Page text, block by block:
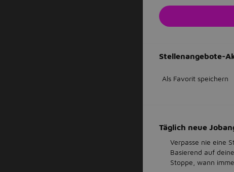
Stellenangebote-
Als Favorit speichern
Täglich neue
Verpasse nie eine
Basierend auf
Stoppe, wann